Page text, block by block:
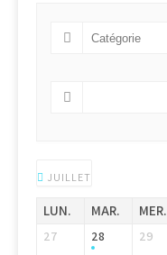
JUILLET
LUN. MAR. MER.
27 28 29